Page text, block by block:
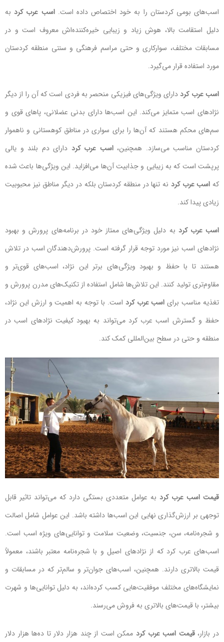
اسب‌های بومی کردستان را به خود اختصاص داده است. اسب عرب کردبه
دلیل استقامت بالا، هوش زیاد و زیبایی خیره‌کننده‌اش معروف است و در
مسابقات مختلف، سوارکاری و حتی مراسم فرهنگی و سنتی منطقه کردستان
مورد استفاده قرار می‌گیرد.
اسب عرب کرددارای ویژگی‌های فیزیکی منحصر به فردی است که آن را از دیگر
نژادهای اسب متمایز می‌کند. این اسب‌ها دارای بدنی عضلانی، پاهای قوی و
سم‌های محکم هستند که آن‌ها را برای سواری در مناطق کوهستانی و ناهموار
کردستان مناسب می‌سازد. همچنین،اسب عرب کرد دارای دم بلند و یالی
پرپشت است که به زیبایی و جذابیت آن‌ها می‌افزاید. این ویژگی‌ها باعث شده
که اسب عرب کرد نه تنها در منطقه کردستان بلکه در دیگر مناطق نیز محبوبیت
زیادی پیدا کند.
اسب عرب کرد به دلیل ویژگی‌های ممتاز خود در برنامه‌های پرورش و بهبود
نژادهای اسب نیز مورد توجه قرار گرفته است. پرورش‌دهندگان اسب در تلاش
هستند تا با حفظ و بهبود ویژگی‌های برتر این نژاد، اسب‌های قوی‌تر و
مقاوم‌تری تولید کنند. این تلاش‌ها شامل استفاده از تکنیک‌های مدرن پرورش و
تغذیه مناسب برای اسب عرب کرد است. با توجه به اهمیت و ارزش این نژاد،
حفظ و گسترش اسب عرب کرد می‌تواند به بهبود کیفیت نژادهای اسب در
منطقه و حتی در سطح بین‌المللی کمک کند.
قیمت اسب عرب کرد به عوامل متعددی بستگی دارد که می‌تواند تاثیر قابل
توجهی بر ارزش‌گذاری نهایی این اسب‌ها داشته باشد. این عوامل شامل اصالت
و شجره‌نامه، سن، جنسیت، وضعیت سلامت و توانایی‌های ویژه اسب است.
اسب‌های عرب کرد که از نژادهای اصیل و با شجره‌نامه معتبر باشند، معمولاً
قیمت بالاتری دارند. همچنین، اسب‌های جوان‌تر و سالم‌تر که در مسابقات و
نمایشگاه‌های مختلف موفقیت‌هایی کسب کرده‌اند، به دلیل توانایی‌ها و شهرت
بیشتر، با قیمت‌های بالاتری به فروش می‌رسند.
در بازار،قیمت اسب عرب کرد ممکن است از چند هزار دلار تا ده‌ها هزار دلار